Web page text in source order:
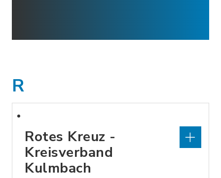
R
Rotes Kreuz -
Kreisverband
Kulmbach